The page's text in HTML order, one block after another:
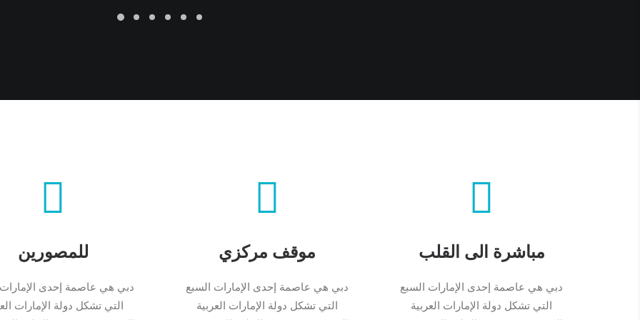
للمصورين
دبي هي عاصمة إحدى
التي تشكل دولة الإمارات
موقف مركزي
دبي هي عاصمة إحدى الإمارات السبع
التي تشكل دولة الإمارات العربية
مباشرة الى القلب
دبي هي عاصمة إحدى الإمارات السبع
التي تشكل دولة الإمارات العربية